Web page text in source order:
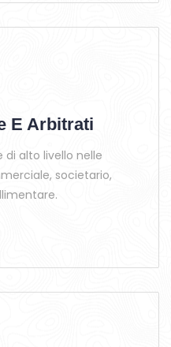
E Arbitrati
di alto livello nelle
societario,